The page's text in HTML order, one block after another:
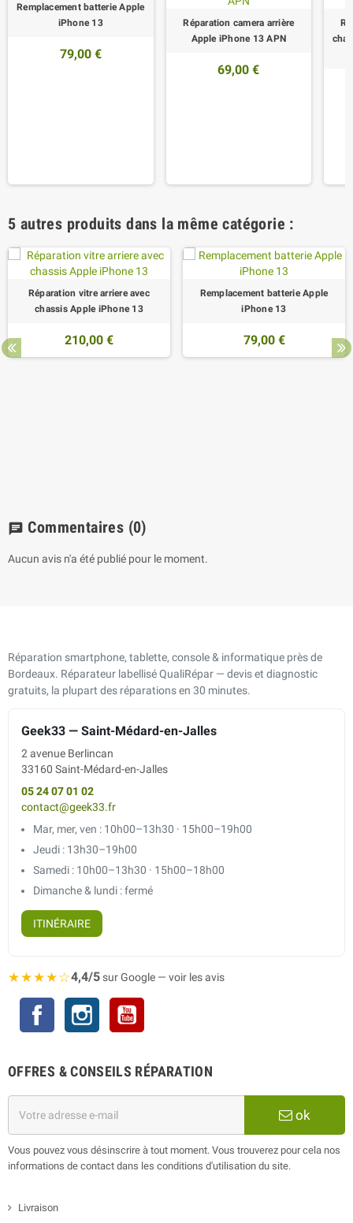
Remplacement batterie Apple
iPhone 13
79,00 €
Réparation camera arrière
Apple iPhone 13 APN
69,00 €
5 autres produits dans la même catégorie :
Réparation vitre arriere avec
chassis Apple iPhone 13
210,00 €
Remplacement batterie Apple
iPhone 13
79,00 €
chat Commentaires (0)
Aucun avis n'a été publié pour le moment.
Réparation smartphone, tablette, console & informatique près de
Bordeaux. Réparateur labellisé QualiRépar — devis et diagnostic
gratuits, la plupart des réparations en 30 minutes.
Geek33 — Saint-Médard-en-Jalles
2 avenue Berlincan
33160 Saint-Médard-en-Jalles
05 24 07 01 02
contact@geek33.fr
Mar, mer, ven : 10h00–13h30 · 15h00–19h00
Jeudi : 13h30–19h00
Samedi : 10h00–13h30 · 15h00–18h00
Dimanche & lundi : fermé
ITINÉRAIRE
★★★★☆4,4/5sur Google — voir les avis
Facebook Instagram
OFFRES & CONSEILS RÉPARATION
ok
Vous pouvez vous désinscrire à tout moment. Vous trouverez pour cela nos
informations de contact dans les conditions d'utilisation du site.
Livraison